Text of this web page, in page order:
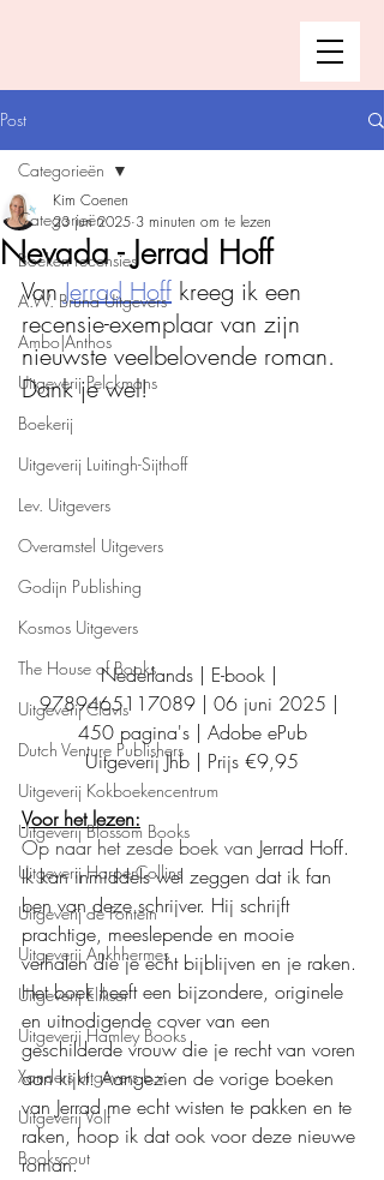
Post
Categorieën
Boeken recensies
A.W. Bruna Uitgevers
Ambo|Anthos
Uitgeverij Pelckmans
Boekerij
Uitgeverij Luitingh-Sijthoff
Lev. Uitgevers
Overamstel Uitgevers
Godijn Publishing
Kosmos Uitgevers
The House of Books
Uitgeverij Clavis
Dutch Venture Publishers
Uitgeverij Kokboekencentrum
Uitgeverij Blossom Books
Uitgeverij HarperCollins
Uitgeverij de Fontein
Uitgeverij Ankhhermes
Uitgeverij Elikser
Uitgeverij Hamley Books
Xanders uitgevers b.v.
Uitgeverij Volt
Bookscout
Categorieën
Nevada - Jerrad Hoff
Kim Coenen
23 jun 2025 3 minuten om te lezen
Van Jerrad Hoff kreeg ik een
recensie-exemplaar van zijn
nieuwste veelbelovende roman.
Dank je wel!
Nederlands | E-book |
9789465117089 | 06 juni 2025 |
450 pagina's | Adobe ePub
Uitgeverij Jhb | Prijs €9,95
Voor het lezen:
Op naar het zesde boek van Jerrad Hoff.
Ik kan inmiddels wel zeggen dat ik fan
ben van deze schrijver. Hij schrijft
prachtige, meeslepende en mooie
verhalen die je echt bijblijven en je raken.
Het boek heeft een bijzondere, originele
en uitnodigende cover van een
geschilderde vrouw die je recht van voren
aan kijkt. Aangezien de vorige boeken
van Jerrad me echt wisten te pakken en te
raken, hoop ik dat ook voor deze nieuwe
roman.